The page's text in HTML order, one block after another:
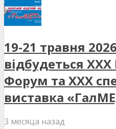
19-21 травня
відбудеться
Форум та XXX
виставка
3 месяца назад